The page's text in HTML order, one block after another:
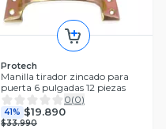
Protech
Manilla tirador zincado para
puerta 6 pulgadas 12 piezas
0(0)
41% $19.890
$33.990